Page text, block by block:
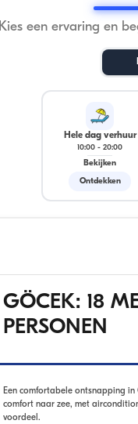
Kies een ervaring en
Hele dag verhuur
10:00 - 20:00
Bekijken
Ontdekken
GÖCEK: 18
PERSONEN
Een comfortabele ontsnapping in
comfort naar zee, met
voordeel.